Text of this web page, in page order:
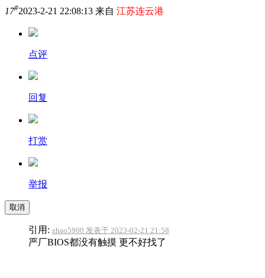
17#2023-2-21 22:08:13 来自 江苏连云港
点评
回复
打赏
举报
取消
引用: zhao5900 发表于 2023-02-21 21:58
严厂BIOS都没有触摸 更不好找了